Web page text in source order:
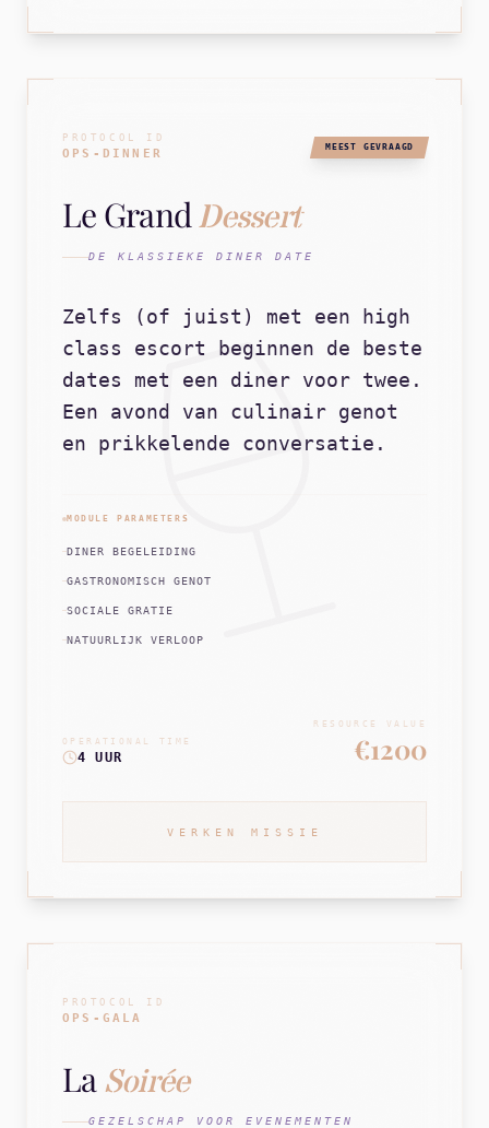
PROTOCOL ID
OPS-DINNER MEEST GEVRAAGD
Le GrandDessert
DE KLASSIEKE DINER DATE
Zelfs (of juist) met een high
class escort beginnen de beste
dates met een diner voor twee.
Een avond van culinair genot
en prikkelende conversatie.
MODULE PARAMETERS
DINER BEGELEIDING
GASTRONOMISCH GENOT
SOCIALE GRATIE
NATUURLIJK VERLOOP
OPERATIONAL TIME
4 UUR
RESOURCE VALUE
€1200
VERKEN MISSIE
PROTOCOL ID
OPS-GALA
LaSoirée
GEZELSCHAP VOOR EVENEMENTEN